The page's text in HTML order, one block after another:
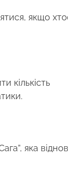
якщо
кількість
яка